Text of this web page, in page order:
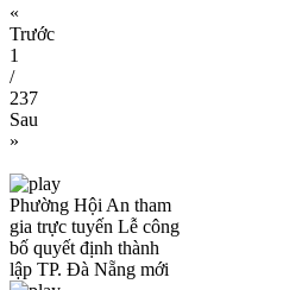
«
Trước
1
/
237
Sau
»
Phường Hội An tham
gia trực tuyến Lễ công
bố quyết định thành
lập TP. Đà Nẵng mới